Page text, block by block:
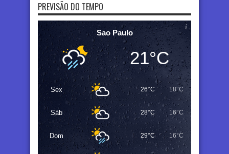
PREVISÃO DO TEMPO
Sao Paulo
21°C
Sex 26°C 18°C
Sáb 28°C 16°C
Dom 29°C 16°C